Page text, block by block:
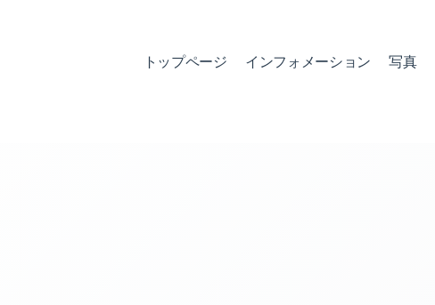
トップページ インフォメーション 写真